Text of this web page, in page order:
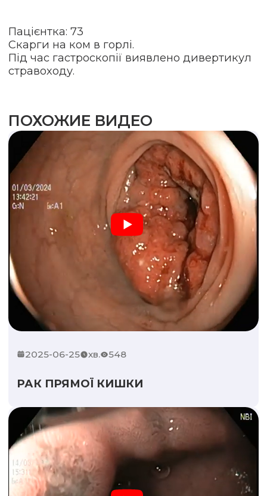
Пацієнтка: 73
Скарги на ком в горлі.
Під час гастроскопії виявлено дивертикул
стравоходу.
ПОХОЖИЕ ВИДЕО
2025-06-25 хв. 548
РАК ПРЯМОЇ КИШКИ